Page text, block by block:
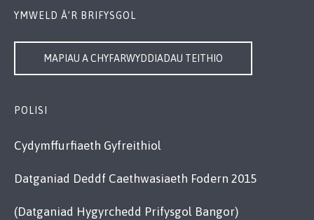
YMWELD Â’R BRIFYSGOL
MAPIAU A CHYFARWYDDIADAU TEITHIO
POLISI
Cydymffurfiaeth Gyfreithiol
Datganiad Deddf Caethwasiaeth Fodern 2015
(Datganiad Hygyrchedd Prifysgol Bangor)